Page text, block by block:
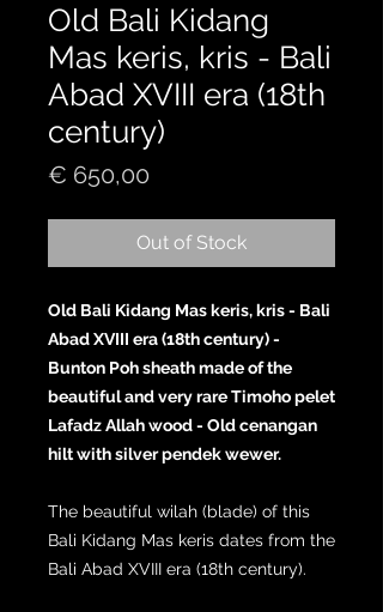
Old Bali Kidang
Mas keris, kris - Bali
Abad XVIII era (18th
century)
€ 650,00
Out of Stock
Old Bali Kidang Mas keris, kris - Bali
Abad XVIII era (18th century) -
Bunton Poh sheath made of the
beautiful and very rare Timoho pelet
Lafadz Allah wood - Old cenangan
hilt with silver pendek wewer.
The beautiful wilah (blade) of this
Bali Kidang Mas keris dates from the
Bali Abad XVIII era (18th century).